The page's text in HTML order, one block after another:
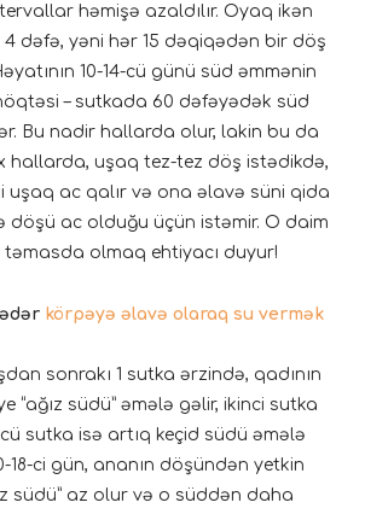
həmişə azaldılır. Oyaq ikən
dəfə, yəni hər 15 dəqiqədən bir döş
10-14-cü günü süd əmmənin
– sutkada 60 dəfəyədək süd
Bu nadir hallarda olur, lakin bu da
hallarda, uşaq tez-tez döş istədikdə,
uşaq ac qalır və ona əlavə süni qida
döşü ac olduğu üçün istəmir. O daim
təmasda olmaq ehtiyacı duyur!
körpəyə əlavə olaraq su vermək
sonrakı 1 sutka ərzində, qadının
“ağız südü” əmələ gəlir, ikinci sutka
cü sutka isə artıq keçid südü əmələ
18-ci gün, ananın döşündən yetkin
südü” az olur və o süddən daha